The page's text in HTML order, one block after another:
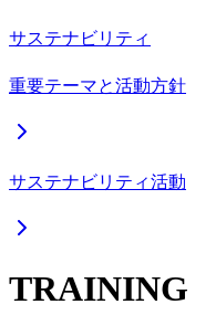
サステナビリティ
重要テーマと活動方針
サステナビリティ活動
TRAINING